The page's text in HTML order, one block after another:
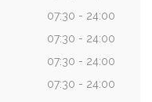
07:30 - 24:00
07:30 - 24:00
07:30 - 24:00
07:30 - 24:00